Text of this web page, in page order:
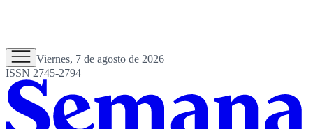
Viernes, 7 de agosto de 2026
ISSN 2745-2794